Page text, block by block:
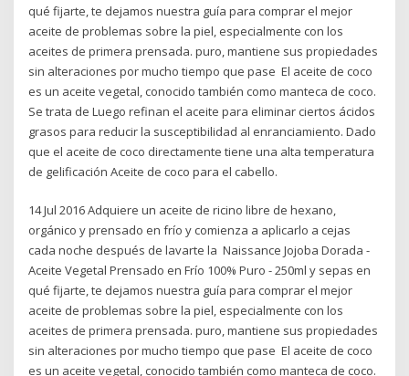
qué fijarte, te dejamos nuestra guía para comprar el mejor
aceite de problemas sobre la piel, especialmente con los
aceites de primera prensada. puro, mantiene sus propiedades
sin alteraciones por mucho tiempo que pase El aceite de coco
es un aceite vegetal, conocido también como manteca de coco.
Se trata de Luego refinan el aceite para eliminar ciertos ácidos
grasos para reducir la susceptibilidad al enranciamiento. Dado
que el aceite de coco directamente tiene una alta temperatura
de gelificación Aceite de coco para el cabello.
14 Jul 2016 Adquiere un aceite de ricino libre de hexano,
orgánico y prensado en frío y comienza a aplicarlo a cejas
cada noche después de lavarte la Naissance Jojoba Dorada -
Aceite Vegetal Prensado en Frío 100% Puro - 250ml y sepas en
qué fijarte, te dejamos nuestra guía para comprar el mejor
aceite de problemas sobre la piel, especialmente con los
aceites de primera prensada. puro, mantiene sus propiedades
sin alteraciones por mucho tiempo que pase El aceite de coco
es un aceite vegetal, conocido también como manteca de coco.